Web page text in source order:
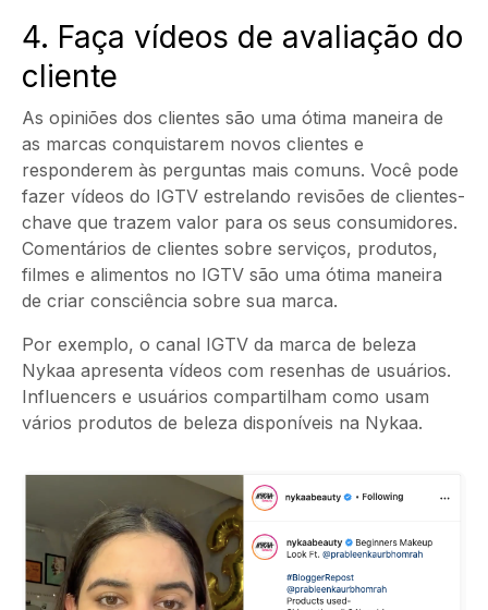
4. Faça vídeos de avaliação do
cliente
As opiniões dos clientes são uma ótima maneira de
as marcas conquistarem novos clientes e
responderem às perguntas mais comuns. Você pode
fazer vídeos do IGTV estrelando revisões de clientes-
chave que trazem valor para os seus consumidores.
Comentários de clientes sobre serviços, produtos,
filmes e alimentos no IGTV são uma ótima maneira
de criar consciência sobre sua marca.
Por exemplo, o canal IGTV da marca de beleza
Nykaa apresenta vídeos com resenhas de usuários.
Influencers e usuários compartilham como usam
vários produtos de beleza disponíveis na Nykaa.